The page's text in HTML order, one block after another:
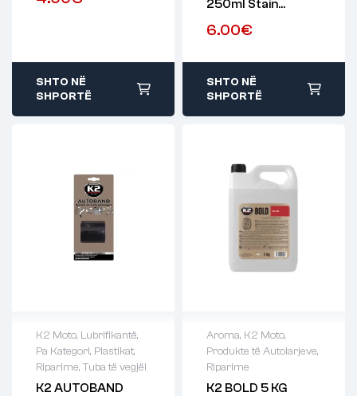
SHTO NË
SHPORTË
250ml Stain
Remover, Glue
Remover
6.00€
SHTO NË
SHPORTË
K2 Moto, Lubrifikantë,
Pa Kategori, Plastikat,
Riparime,Tuba të vegjël
K2 AUTOBAND
Aroma, K2 Moto,
Produkte të Autolarjeve,
Riparime
K2 BOLD 5 KG